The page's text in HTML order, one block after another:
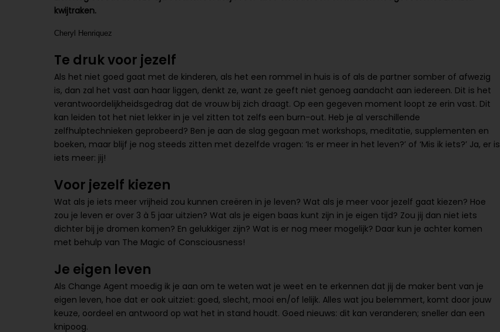
kwijtraken.
Cheryl Henriquez
Te druk voor jezelf
Als het niet goed gaat met de kinderen, als het een rommel in huis is of als de partner somber of afwezig
is, dan zal het vast aan haar liggen, denkt ze, want ze geeft niet genoeg aandacht aan iedereen. Dit is het
verantwoordelijkheidsgedrag dat de vrouw bij zich draagt. Op een gegeven moment loopt ze erin vast. Dit
kan leiden tot het niet lekker in je vel zitten tot zelfs een burn-out. Heb je al verschillende
zelfhulptechnieken geprobeerd? Ben je aan de slag gegaan met workshops, meditatie, supplementen en
boeken, maar blijf je nog steeds zitten met dezelfde vragen: ‘Is er meer in het leven?’ of ‘Mis ik iets?’ Ja, er is
iets meer: jij!
Voor jezelf kiezen
Wat als je iets meer vrijheid zou kunnen creëren in je leven? Wat als je meer voor jezelf gaat kiezen? Hoe
zou je leven er over 3 à 5 jaar uitzien? Wat als je eigen baas kunt zijn in je eigen tijd? Zou jij dan niet iets
dichter bij je dromen komen? En gelukkiger zijn? Wat is er nog meer mogelijk? Daar kun je achter komen
met behulp van The Magic of Consciousness!
Je eigen leven
Als Change Agent moedig ik je aan om te weten wat je weet en te erkennen dat jij de maker bent van je
eigen leven, hoe dat er ook uitziet: goed, slecht, mooi en/of lelijk. Alles wat jou belemmert, komt door jouw
keuze, oordeel en antwoord op wat het in stand houdt. Goed nieuws: dit kan veranderen; sneller dan een
knipoog.